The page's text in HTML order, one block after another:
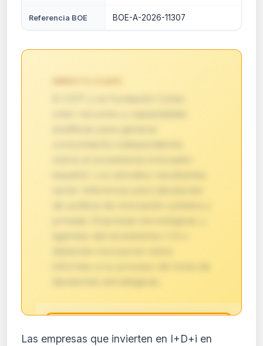
Referencia BOE BOE-A-2026-11307
🔒
Las empresas que invierten en I+D+i en